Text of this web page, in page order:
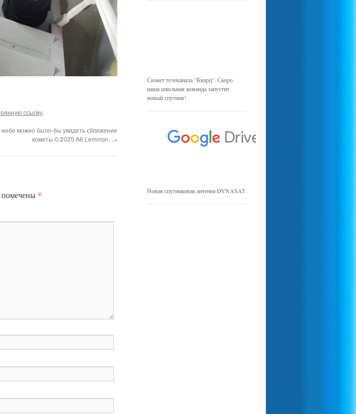
ссылку.
небе можно было-бы увидеть сближение
кометы C/2025 A6 Lemmon. →
помечены *
Сюжет телеканала "Кварц". Скоро
наша школьная команда запустит
новый спутник!
Новая спутниковая антенна DYNASAT